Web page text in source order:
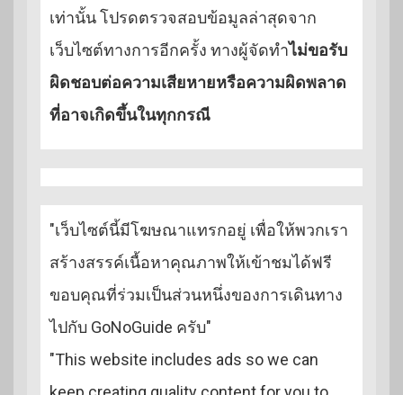
เท่านั้น โปรดตรวจสอบข้อมูลล่าสุดจาก
เว็บไซต์ทางการอีกครั้ง ทางผู้จัดทำไม่ขอรับ
ผิดชอบต่อความเสียหายหรือความผิดพลาด
ที่อาจเกิดขึ้นในทุกกรณี
"เว็บไซต์นี้มีโฆษณาแทรกอยู่ เพื่อให้พวกเรา
สร้างสรรค์เนื้อหาคุณภาพให้เข้าชมได้ฟรี
ขอบคุณที่ร่วมเป็นส่วนหนึ่งของการเดินทาง
ไปกับ GoNoGuide ครับ"
"This website includes ads so we can